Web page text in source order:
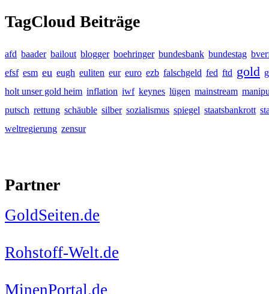
TagCloud Beiträge
afd baader bailout blogger boehringer bundesbank bundestag
efsf esm eu eugh euliten eur euro ezb falschgeld fed ftd gold
holt unser gold heim inflation iwf keynes lügen mainstream
putsch rettung schäuble silber sozialismus spiegel staatsbankrott
weltregierung zensur
Partner
GoldSeiten.de
Rohstoff-Welt.de
MinenPortal.de